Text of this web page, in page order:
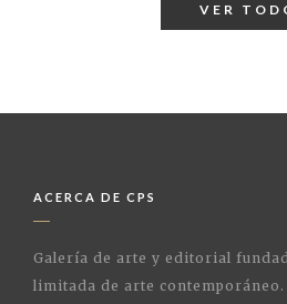
VER
ACERCA DE CPS
Galería de arte y editorial
limitada de arte